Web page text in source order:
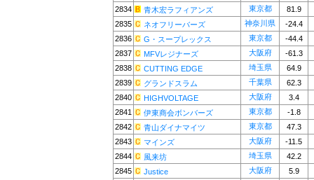
2834
青木宏ラフィアンズ 東京都
81.9
2835
ネオフリーバーズ 神奈川県
-24.4
2836
G・スープレックス 東京都
-44.4
2837
MFVレジナーズ 大阪府
-61.3
2838
CUTTING EDGE 埼玉県
64.9
2839
グランドスラム 千葉県
62.3
2840
HIGHVOLTAGE 大阪府
3.4
2841
伊東商会ボンバーズ 東京都
-1.8
2842
青山ダイナマイツ 東京都
47.3
2843
マインズ 大阪府
-11.5
2844
風来坊 埼玉県
42.2
2845
Justice 大阪府
5.9